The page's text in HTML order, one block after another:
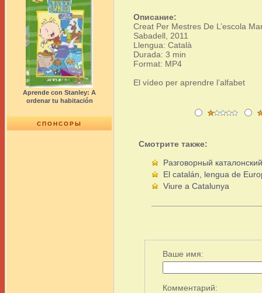
Aprende con Stanley: A
ordenar tu habitación
СПОНСОРЫ
Описание:
Creat Per Mestres De L’escola
Sabadell, 2011
Llengua: Català
Durada: 3 min
Format: MP4
El vídeo per aprendre l’alfabet
Смотрите также:
Разговорный каталонский
El catalán, lengua de
Viure a Catalunya
Ваше имя:
Комментарий: